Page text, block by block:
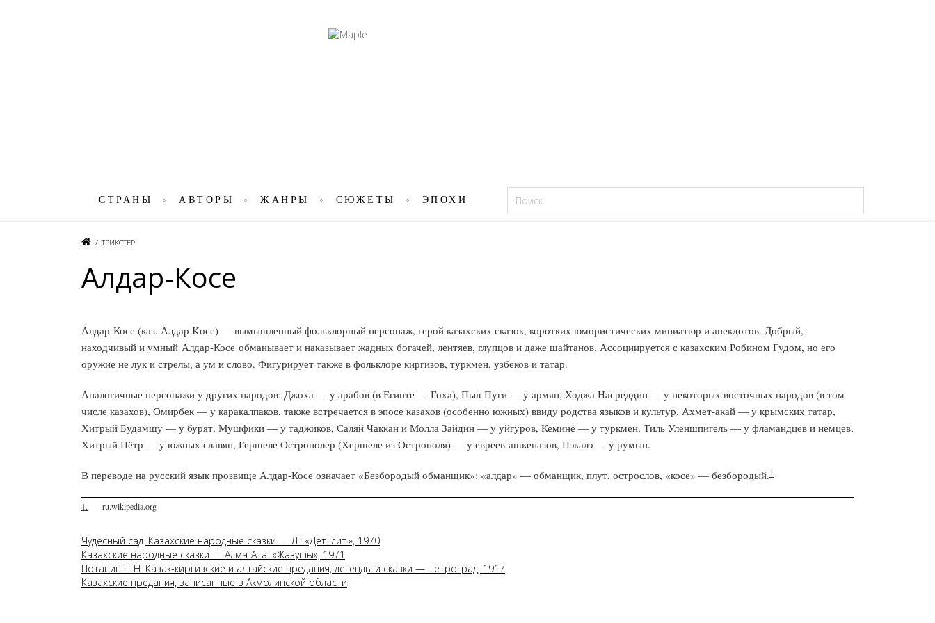
СТРАНЫ АВТОРЫ ЖАНРЫ СЮЖЕТЫ ЭПОХИ
/ ТРИКСТЕР
Алдар-Косе
Алдар-Косе (каз. Алдар Kөсе) — вымышленный фольклорный персонаж, герой казахских сказок, коротких юмористических миниатюр и анекдотов. Добрый,
находчивый и умный Алдар-Косе обманывает и наказывает жадных богачей, лентяев, глупцов и даже шайтанов. Ассоциируется с казахским Робином Гудом, но его
оружие не лук и стрелы, а ум и слово. Фигурирует также в фольклоре киргизов, туркмен, узбеков и татар.
Аналогичные персонажи у других народов: Джоха — у арабов (в Египте — Гоха), Пыл-Пуги — у армян, Ходжа Насреддин — у некоторых восточных народов (в том
числе казахов), Омирбек — у каракалпаков, также встречается в эпосе казахов (особенно южных) ввиду родства языков и культур, Ахмет-акай — у крымских татар,
Хитрый Будамшу — у бурят, Мушфики — у таджиков, Саляй Чаккан и Молла Зайдин — у уйгуров, Кемине — у туркмен, Тиль Уленшпигель — у фламандцев и немцев,
Хитрый Пётр — у южных славян, Гершеле Острополер (Хершеле из Острополя) — у евреев-ашкеназов, Пэкалэ — у румын.
В переводе на русский язык прозвище Алдар-Косе означает «Безбородый обманщик»: «алдар» — обманщик, плут, острослов, «косе» — безбородый.1
1. ru.wikipedia.org
Чудесный сад. Казахские народные сказки — Л.: «Дет. лит.», 1970
Казахские народные сказки — Алма-Ата: «Жазушы», 1971
Потанин Г. Н. Казак-киргизские и алтайские предания, легенды и сказки — Петроград, 1917
Казахские предания, записанные в Акмолинской области